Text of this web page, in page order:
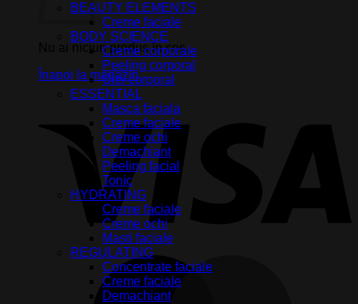
Nu ai niciun produs în coș.
Înapoi la magazin
BEAUTY ELEMENTS
Creme faciale
BODY SCIENCE
Creme corporale
Peeling corporal
Ulei corporal
ESSENTIAL
Masca faciala
Creme faciale
Creme ochi
Demachiant
Peeling facial
Tonic
HYDRATING
Creme faciale
Creme ochi
Masti faciale
REGULATING
Concentrate faciale
Creme faciale
Demachiant